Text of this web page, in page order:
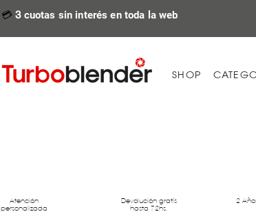
💳 3 cuotas sin interés en toda la web
SHOP
Atención
personalizada
Devolución gratís
hasta 72hs.
2